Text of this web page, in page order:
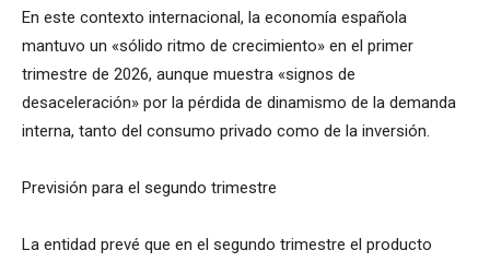
En este contexto internacional, la economía española
mantuvo un «sólido ritmo de crecimiento» en el primer
trimestre de 2026, aunque muestra «signos de
desaceleración» por la pérdida de dinamismo de la demanda
interna, tanto del consumo privado como de la inversión.
Previsión para el segundo trimestre
La entidad prevé que en el segundo trimestre el producto